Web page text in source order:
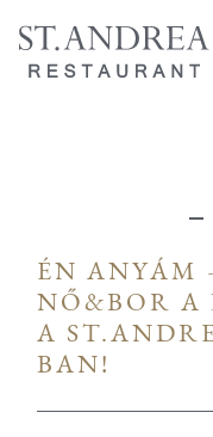
ÉN ANYÁM
NŐ&BOR A
A
BAN!